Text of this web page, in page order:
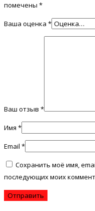
помечены *
Ваша оценка *
Ваш отзыв *
Имя *
Email *
Сохранить моё имя,
последующих моих